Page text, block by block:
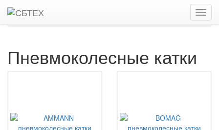
Главная
Пневмоколесные катки
Пневмоколесные катки